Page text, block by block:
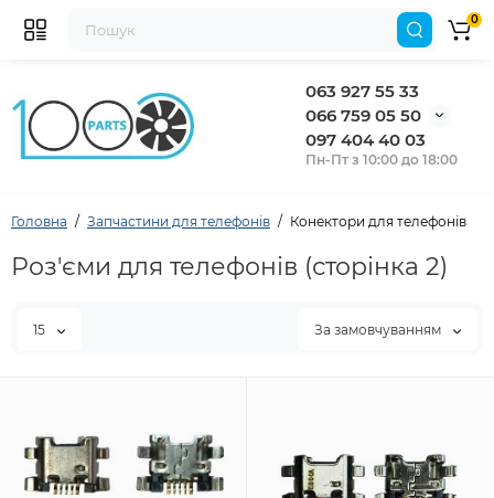
063 927 55 33
066 759 05 50
097 404 40 03
Пн-Пт з 10:00 до 18:00
0
Головна Запчастини для телефонів Конектори для телефонів
Роз'єми для телефонів (сторінка 2)
15 За замовчуванням